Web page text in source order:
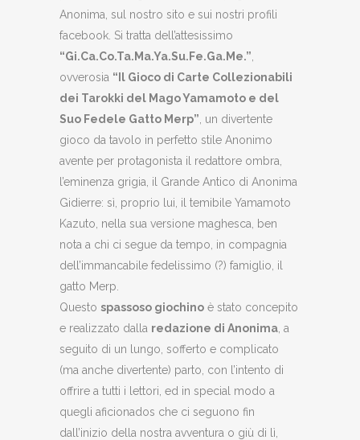
Anonima, sul nostro sito e sui nostri profili
facebook. Si tratta dell’attesissimo
“Gi.Ca.Co.Ta.Ma.Ya.Su.Fe.Ga.Me.”
ovverosia “Il Gioco di Carte Collezionabili
dei Tarokki del MagoYamamoto e del
Suo Fedele Gatto Merp” , un divertente
gioco da tavolo in perfetto stile Anonimo
avente per protagonista il redattore ombra,
l’eminenza grigia, il Grande Antico di Anonima
Gidierre: sì, proprio lui, il temibile Yamamoto
Kazuto, nella sua versione maghesca, ben
nota a chi ci segue da tempo, in compagnia
dell’immancabile fedelissimo (?) famiglio, il
gatto Merp.
Questo spassoso giochino è stato concepito
e realizzato dalla redazione di Anonima , a
seguito di un lungo, sofferto e complicato
(ma anche divertente) parto, con l’intento di
offrire a tutti i lettori, ed in special modo a
quegli aficionados che ci seguono fin
dall’inizio della nostra avventura o giù di lì,